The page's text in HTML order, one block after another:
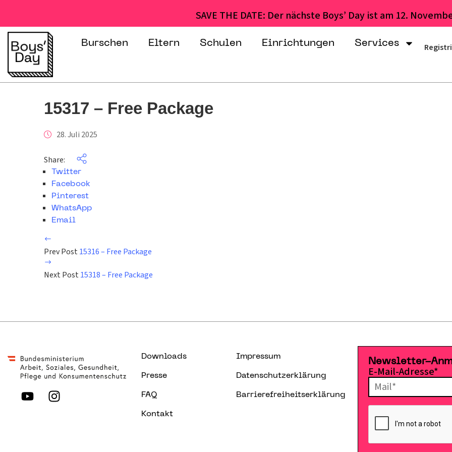
SAVE THE DATE: Der nächste Boys’ Day ist am 12.
Burschen Eltern Schulen Einrichtungen Services
15317 – Free Package
28. Juli 2025
Share:
Twitter
Facebook
Pinterest
WhatsApp
Email
Prev Post 15316 – Free Package
Next Post 15318 – Free Package
Downloads
Presse
FAQ
Kontakt
Impressum
Datenschutzerklärung
Barrierefreiheitserklärung
Newsletter-
E-Mail-Adresse*